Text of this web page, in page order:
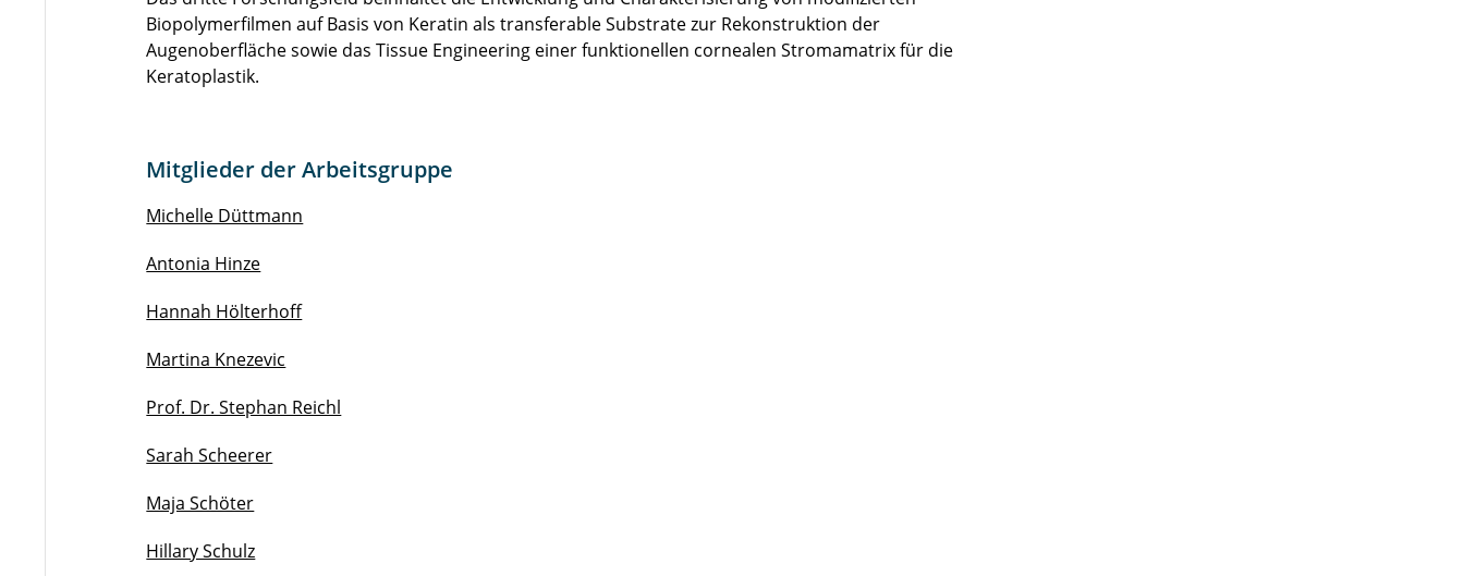
Biopolymerfilmen auf Basis von Keratin als transferable Substrate zur Rekonstruktion der
Augenoberfläche sowie das Tissue Engineering einer funktionellen cornealen Stromamatrix für die
Keratoplastik.
Mitglieder der Arbeitsgruppe
Michelle Düttmann
Antonia Hinze
Hannah Hölterhoff
Martina Knezevic
Prof. Dr. Stephan Reichl
Sarah Scheerer
Maja Schöter
Hillary Schulz